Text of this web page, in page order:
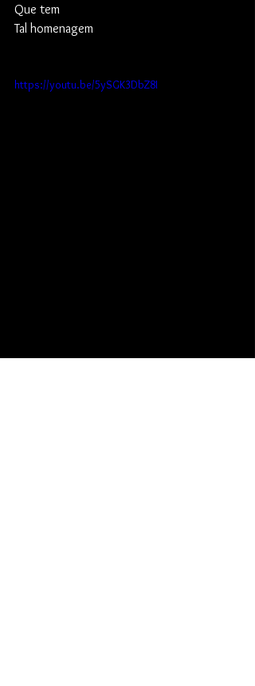
Que tem
Tal homenagem
https://youtu.be/5ySGK3DbZ8I